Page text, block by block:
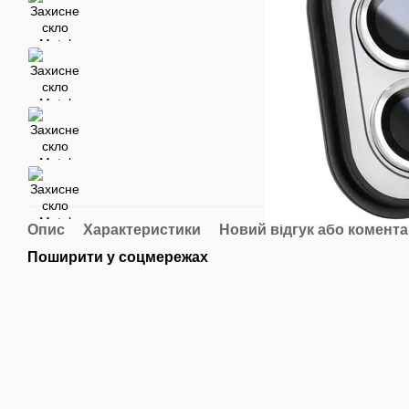
Опис Характеристики
Новий відгук або
Поширити у соцмережах